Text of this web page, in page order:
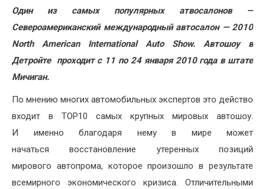
Хобби
Красота
Недвижимость
Один из самых популярных атвосалонов —
Североамериканский международный автосалон — 2010
North American International Auto Show. Автошоу в
Детройте проходит с 11 по 24 января 2010 года в штате
Мичиган.
По мнению многих автомобильных экспертов это действо
входит в TOP10 самых крупных мировых автошоу.
И именно благодаря нему в мире может
начаться восстановление утеренных позиций
мирового автопрома, которое произошло в результате
всемирного экономического кризиса. Отличительными